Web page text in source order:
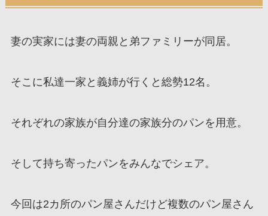
妻の実家には妻の両親と弟ファミリーが同居。
そこに私達一家と義姉が行くと総勢12名。
それぞれの家族が自分達の家族分のパンを用意。
そして持ち寄ったパンをみんなでシェア。
今回は2カ所のパン屋さんだけど複数のパン屋さん